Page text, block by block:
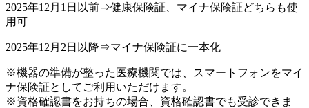
2025年12月1日以前⇒健康保険証、マイナ保険証どちらも使
用可
2025年12月2日以降⇒マイナ保険証に一本化
※機器の準備が整った医療機関では、スマートフォンをマイ
ナ保険証としてご利用いただけます。
※資格確認書をお持ちの場合、資格確認書でも受診できま